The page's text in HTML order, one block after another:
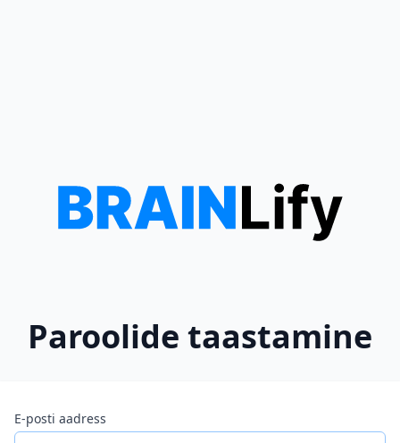
Paroolide taastamine
E-posti aadress